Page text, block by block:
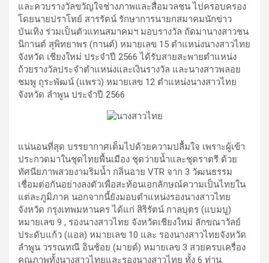
และควบรางวัลขวัญใจช่างภาพและสื่อมวลชน ไปครอบครอง
โดยนายปราโทย์ สารรัตน์ รักษาการนายกสมาคมนักข่าว
บันเทิง ร่วมเป็นตัวแทนสมาคมฯ มอบรางวัล ถัดมานางสาวชน
นิกานต์ สุพิทยาพร (กานต์) หมายเลข 15 ตำแหน่งนางสาวไทย
จังหวัด เชียงใหม่ ประจำปี 2566 ได้รับสายสะพายตำแหน่ง
ถ้วยรางวัลประจำตำแหน่งและเงินรางวัล และนางสาวพลอย
ชมพู ถุระพัฒน์ (แพรว) หมายเลข 12 ตำแหน่งนางสาวไทย
จังหวัด ลำพูน ประจำปี 2566
แน่นอนที่สุด บรรยากาศเต็มไปด้วยความปลื้มใจ เพราะผู้เข้า
ประกวดมาในชุดไทยพื้นเมือง ชุดว่ายน้ำและชุดราตรี ด้วย
ทัศนียภาพสวยงามริมน้ำ กลิ่นอาย VTR จาก 3 วัฒนธรรม
เชื่อมต่อกันอย่างลงตัวเพื่อสะท้อนเอกลักษณ์ความเป็นไทยใน
แต่ละภูมิภาค นอกจากนี้ยังมอบตำแหน่งรองนางสาวไทย
จังหวัด กรุงเทพมหานคร ได้แก่ สิริรัตน์ กาลบุตร (แบมบู)
หมายเลข 9 , รองนางสาวไทย จังหวัดเชียงใหม่ ลักขณาวัลย์
ประดับแก้ว (แอล) หมายเลข 10 และ รองนางสาวไทยจังหวัด
ลำพูน วรรณทณี อินช้อย (มายด์) หมายเลข 3 สวยครบเครื่อง
คุณภาพทั้งนางสาวไทยและรองนางสาวไทย ทั้ง 6 ท่าน